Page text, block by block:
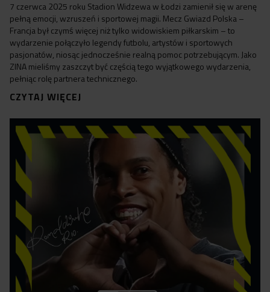
7 czerwca 2025 roku Stadion Widzewa w Łodzi zamienił się w arenę
pełną emocji, wzruszeń i sportowej magii. Mecz Gwiazd Polska –
Francja był czymś więcej niż tylko widowiskiem piłkarskim – to
wydarzenie połączyło legendy futbolu, artystów i sportowych
pasjonatów, niosąc jednocześnie realną pomoc potrzebującym. Jako
ZINA mieliśmy zaszczyt być częścią tego wyjątkowego wydarzenia,
pełniąc rolę partnera technicznego.
CZYTAJ WIĘCEJ